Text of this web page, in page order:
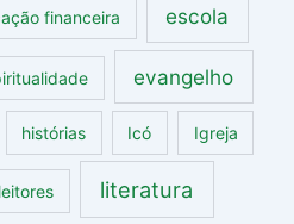
financeira escola
evangelho
histórias Icó Igreja
leitores literatura